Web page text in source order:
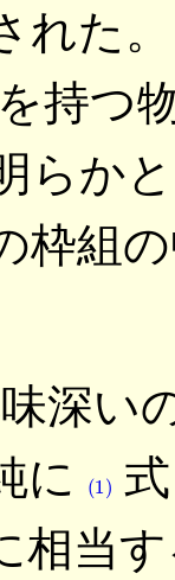
れた
持つ
らか
枠組
深い
に
(1)
相当